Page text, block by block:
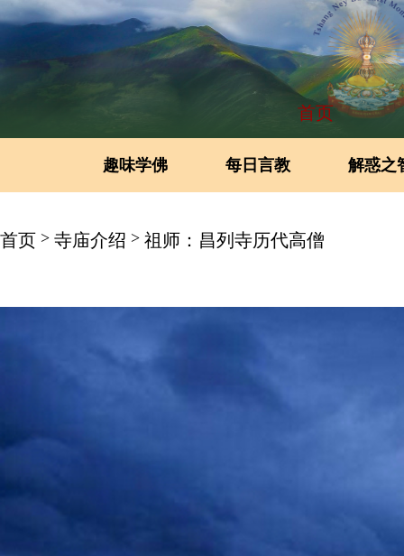
首页
趣味学佛 每日言教 解惑之
首页 > 寺庙介绍 > 祖师：昌列寺历代高僧